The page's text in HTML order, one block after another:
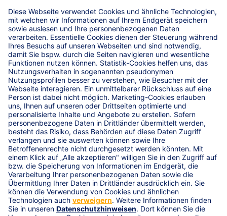
Neuer Vorgang
Berechnen
Bitte überprüfen Sie folgende Angaben
Rechenvorgabe: Bitte wählen Sie eine zulässige
Vorgabe zwischen 1.500,00 und 1.000.000,00 EUR.
Aufschubzeit: Bitte wählen Sie eine zulässige Dauer
zwischen 5 und Infinity Jahren.
Beitragszahlung bis Alter: Bitte wählen Sie ein
Endalter für die Beitragszahlungsdauer welches nicht
höher ist als das der Aufschubzeit.
Geburtsdatum: Bitte wählen Sie ein zulässiges Datum